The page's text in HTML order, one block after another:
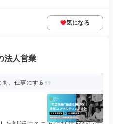
気になる
法人営業
を、仕事にする